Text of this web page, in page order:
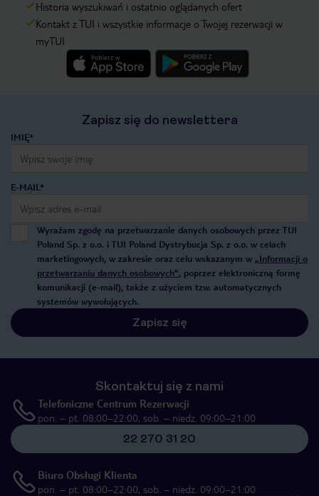
Historia wyszukiwań i ostatnio oglądanych ofert
Kontakt z TUI i wszystkie informacje o Twojej rezerwacji w
myTUI
Zapisz się do newslettera
IMIĘ*
E-MAIL*
Wyrażam zgodę na przetwarzanie danych osobowych przez TUI
Poland Sp. z o.o. i TUI Poland Dystrybucja Sp. z o.o. w celach
marketingowych, w zakresie oraz celu wskazanym w „Informacji o
przetwarzaniu danych osobowych”, poprzez elektroniczną formę
komunikacji (e-mail), także z użyciem tzw. automatycznych
systemów wywołujących.
Zapisz się
Skontaktuj się z nami
Telefoniczne Centrum Rezerwacji
pon. – pt. 08:00–22:00, sob. – niedz. 09:00–21:00
22 270 31 20
Biuro Obsługi Klienta
pon. – pt. 08:00–22:00, sob. – niedz. 09:00–21:00